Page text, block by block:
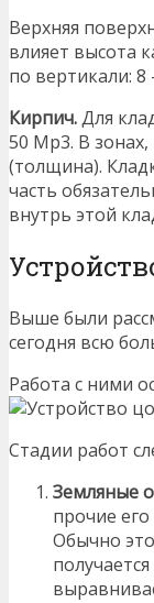
Верхняя
влияет высота
по вертикали: 8
Кирпич.Для
50 Мр3. В зонах,
(толщина).
часть
внутрь этой
Выше были
сегодня всю
Работа с ними
Стадии работ
Земляные
прочие
Обычно